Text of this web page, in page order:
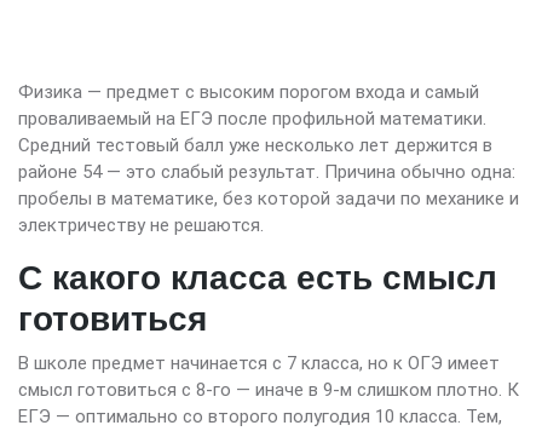
Физика — предмет с высоким порогом входа и самый
проваливаемый на ЕГЭ после профильной математики.
Средний тестовый балл уже несколько лет держится в
районе 54 — это слабый результат. Причина обычно одна:
пробелы в математике, без которой задачи по механике и
электричеству не решаются.
С какого класса есть смысл
готовиться
В школе предмет начинается с 7 класса, но к ОГЭ имеет
смысл готовиться с 8-го — иначе в 9-м слишком плотно. К
ЕГЭ — оптимально со второго полугодия 10 класса. Тем,